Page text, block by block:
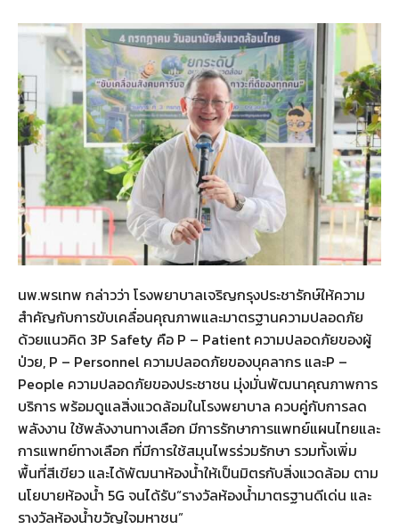
นพ.พรเทพ กล่าวว่า โรงพยาบาลเจริญกรุงประชารักษ์ให้ความ
สำคัญกับการขับเคลื่อนคุณภาพและมาตรฐานความปลอดภัย
ด้วยแนวคิด 3P Safety คือ P – Patient ความปลอดภัยของผู้
ป่วย, P – Personnel ความปลอดภัยของบุคลากร และP –
People ความปลอดภัยของประชาชน มุ่งมั่นพัฒนาคุณภาพการ
บริการ พร้อมดูแลสิ่งแวดล้อมในโรงพยาบาล ควบคู่กับการลด
พลังงาน ใช้พลังงานทางเลือก มีการรักษาการแพทย์แผนไทยและ
การแพทย์ทางเลือก ที่มีการใช้สมุนไพรร่วมรักษา รวมทั้งเพิ่ม
พื้นที่สีเขียว และได้พัฒนาห้องน้ำให้เป็นมิตรกับสิ่งแวดล้อม ตาม
นโยบายห้องน้ำ 5G จนได้รับ“รางวัลห้องน้ำมาตรฐานดีเด่น และ
รางวัลห้องน้ำขวัญใจมหาชน”